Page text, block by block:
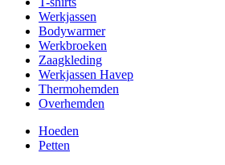
Werkjassen
Bodywarmer
Werkbroeken
Zaagkleding
Werkjassen Havep
Thermohemden
Overhemden
Hoeden
Petten